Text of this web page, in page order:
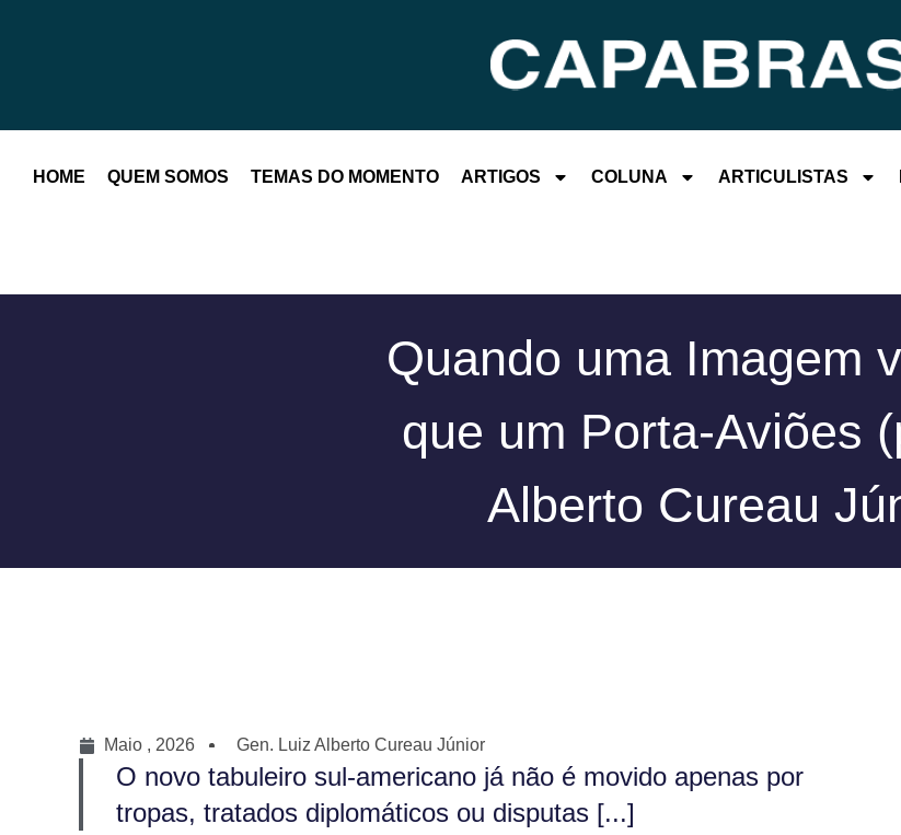
HOME QUEM SOMOS TEMAS DO MOMENTO ARTIGOS COLUNA ARTICULISTAS
Quando uma Imagem
que um Porta-Aviões
Alberto Cureau
Maio , 2026 Gen. Luiz Alberto Cureau Júnior
O novo tabuleiro sul-americano já não é movido apenas por
tropas, tratados diplomáticos ou disputas [...]